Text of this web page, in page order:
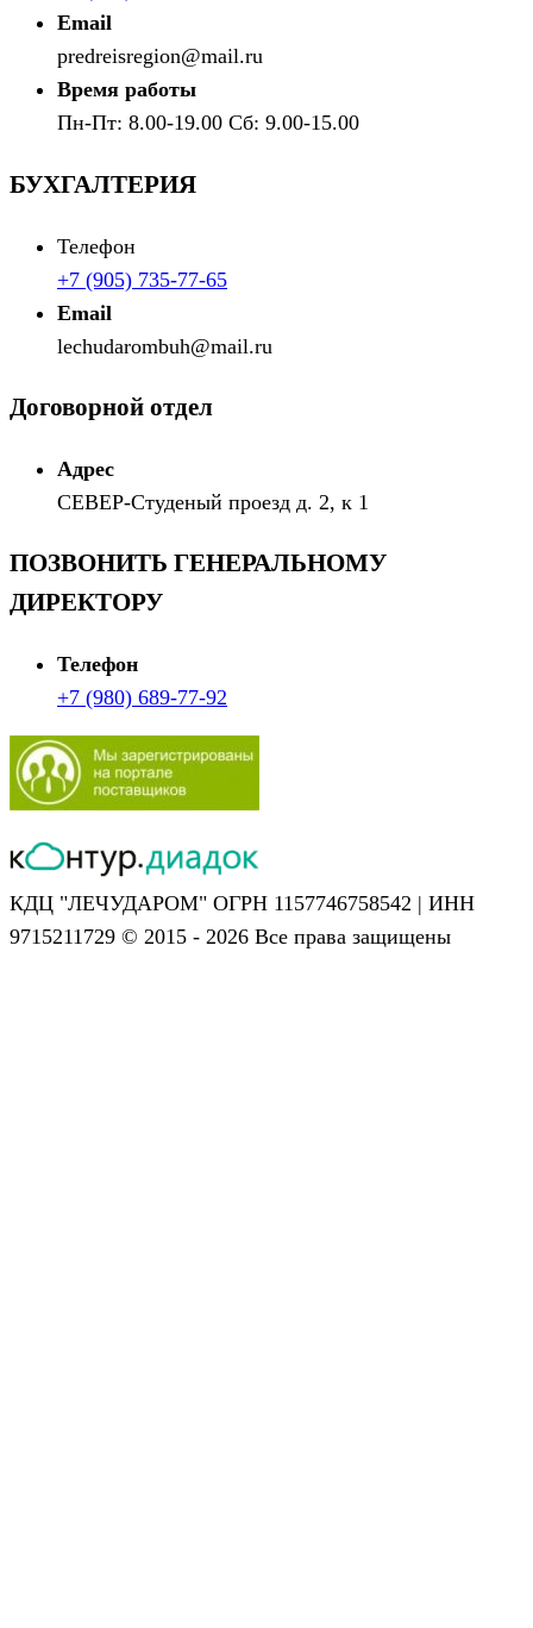
Email
predreisregion@mail.ru
Время работы
Пн-Пт: 8.00-19.00 Сб: 9.00-15.00
БУХГАЛТЕРИЯ
Телефон
+7 (905) 735-77-65
Email
lechudarombuh@mail.ru
Договорной отдел
Адрес
СЕВЕР-Студеный проезд д. 2, к 1
ПОЗВОНИТЬ ГЕНЕРАЛЬНОМУ
ДИРЕКТОРУ
Телефон
+7 (980) 689-77-92
КДЦ "ЛЕЧУДАРОМ" ОГРН 1157746758542 | ИНН
9715211729 © 2015 - 2026 Все права защищены